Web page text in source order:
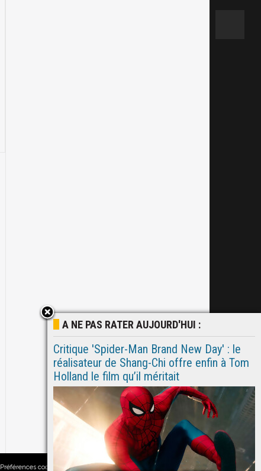
Préférences cookies | Contacts
A NE PAS RATER AUJOURD'HUI :
Critique 'Spider-Man Brand New Day' : le
réalisateur de Shang-Chi offre enfin à Tom
Holland le film qu’il méritait